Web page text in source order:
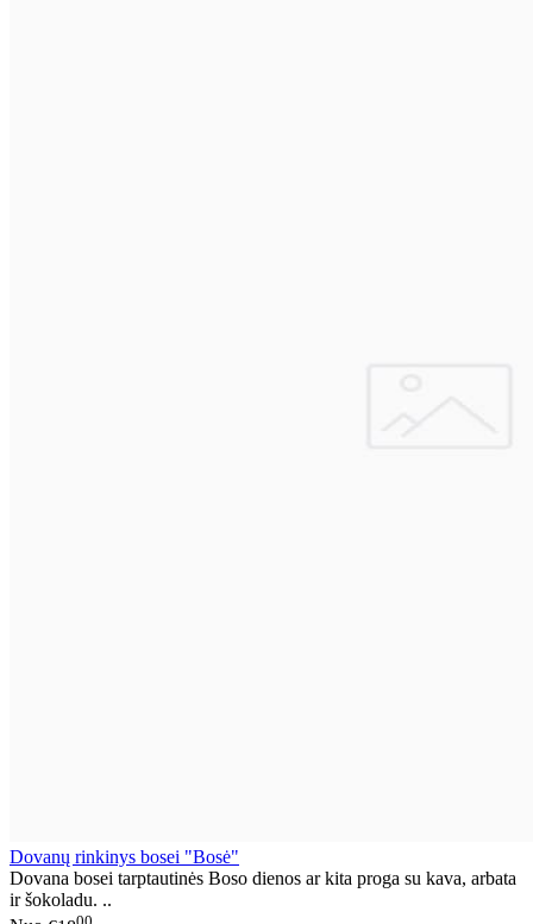
Dovanų rinkinys bosei "Bosė"
Dovana bosei tarptautinės Boso dienos ar kita proga su kava, arbata
ir šokoladu. ..
00